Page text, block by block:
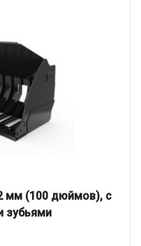
мм (100 дюймов), с
зубьями